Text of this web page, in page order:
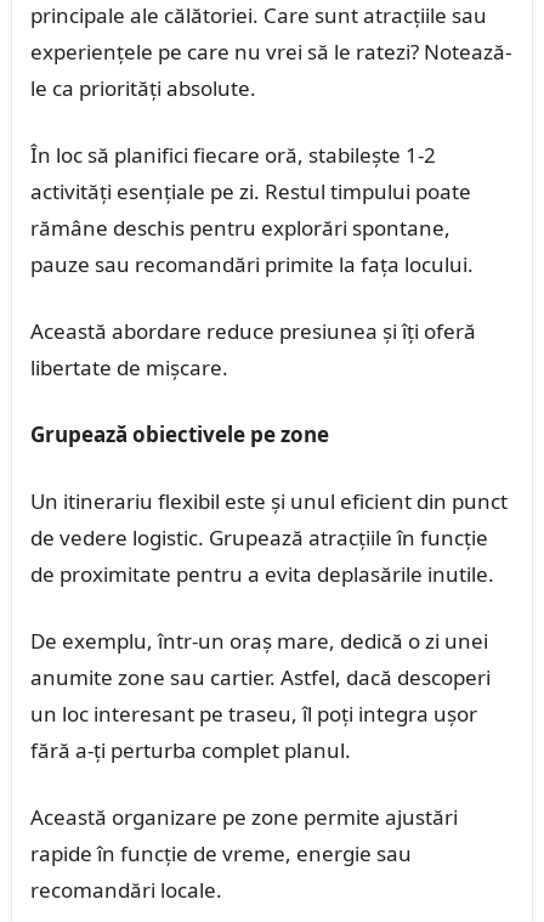
principale ale călătoriei. Care sunt atracțiile sau
experiențele pe care nu vrei să le ratezi? Notează-
le ca priorități absolute.
În loc să planifici fiecare oră, stabilește 1-2
activități esențiale pe zi. Restul timpului poate
rămâne deschis pentru explorări spontane,
pauze sau recomandări primite la fața locului.
Această abordare reduce presiunea și îți oferă
libertate de mișcare.
Grupează obiectivele pe zone
Un itinerariu flexibil este și unul eficient din punct
de vedere logistic. Grupează atracțiile în funcție
de proximitate pentru a evita deplasările inutile.
De exemplu, într-un oraș mare, dedică o zi unei
anumite zone sau cartier. Astfel, dacă descoperi
un loc interesant pe traseu, îl poți integra ușor
fără a-ți perturba complet planul.
Această organizare pe zone permite ajustări
rapide în funcție de vreme, energie sau
recomandări locale.